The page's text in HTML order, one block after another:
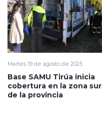
Martes 19 de agosto de 2025
Base SAMU Tirúa inicia
cobertura en la zona sur
de la provincia